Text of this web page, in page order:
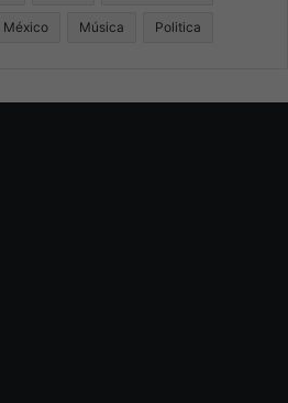
México Música Politica